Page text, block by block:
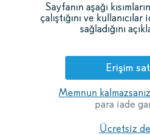
Sayfanın aşağı
çalıştığını ve
sağladığını
Erişim
Memnun kalmazsanız
para iade
Ücretsiz